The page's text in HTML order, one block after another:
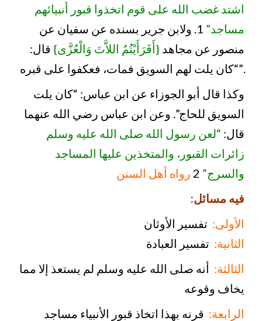
اشتد غضب الله على قوم اتخذوا قبور أنبيائهم
مساجد”
1. ولابن جرير بسنده عن سفيان عن
منصور عن مجاهد {أَفَرَأَيْتُمُ اللاَّتَ وَالْعُزَّى} قال:
“كان يلت لهم السويق فمات، فعكفوا على قبره”.
وكذا قال أبو الجوزاء عن ابن عباس: “كان يلت
السويق للحاج”. وعن ابن عباس رضي الله عنهما
قال: “لعن رسول الله صلى الله عليه وسلم
زائرات القبور، والمتخذين عليها المساجد
والسرج”
رواه أهل السنن
:فيه مسائل
الأولى: تفسير الأوثان
الثانية: تفسير العبادة
الثالثة: أنه صلى الله عليه وسلم لم يستعذ إلا مما
يخاف وقوعه
الرابعة: قرنه بهذا اتخاذ قبور الأنبياء مساجد